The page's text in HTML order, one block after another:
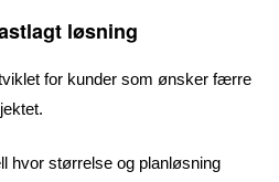
løsning
for kunder som ønsker færre
hvor størrelse og planløsning